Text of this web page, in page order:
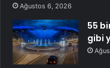
Ağustos 6, 2026
55
gibi